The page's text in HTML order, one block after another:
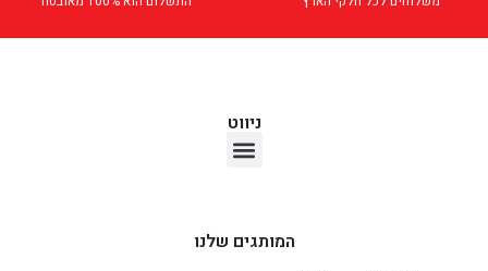
ניווט
המותגים שלנו